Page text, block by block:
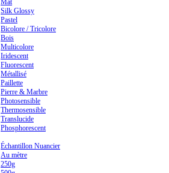
Mat
Silk Glossy
Pastel
Bicolore / Tricolore
Bois
Multicolore
Iridescent
Fluorescent
Métallisé
Paillette
Pierre & Marbre
Photosensible
Thermosensible
Translucide
Phosphorescent
Échantillon Nuancier
Au mètre
250g